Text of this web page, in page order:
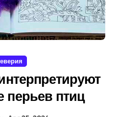
перьев птиц